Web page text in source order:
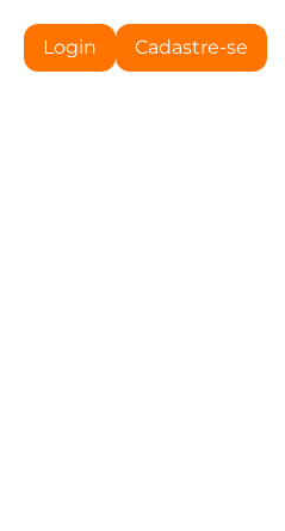
Login Cadastre-se